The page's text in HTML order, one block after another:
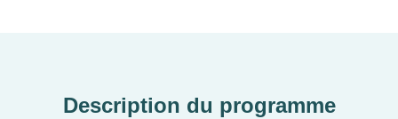
Description du programme